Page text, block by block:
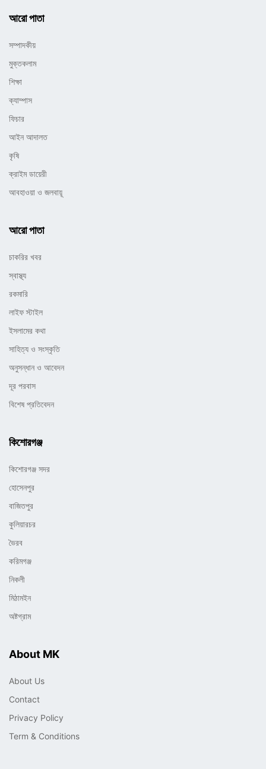
আরো পাতা
সম্পাদকীয়
মুক্তকলাম
শিক্ষা
ক্যাম্পাস
ফিচার
আইন আদালত
কৃষি
ক্রাইম ডায়েরী
আবহাওয়া ও জলবায়ূ
আরো পাতা
চাকরির খবর
স্বাস্থ্য
রকমারি
লাইফ স্টাইল
ইসলামের কথা
সাহিত্য ও সংস্কৃতি
অনুসন্ধান ও আবেদন
দূর পরবাস
বিশেষ প্রতিবেদন
কিশোরগঞ্জ
কিশোরগঞ্জ সদর
হোসেনপুর
বাজিতপুর
কুলিয়ারচর
ভৈরব
করিমগঞ্জ
নিকলী
মিঠামইন
অষ্টগ্রাম
About MK
About Us
Contact
Privacy Policy
Term & Conditions